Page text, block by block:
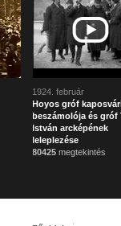
1924. február
Hoyos gróf
beszámolója és gróf
István arcképének
leleplezése
80425 megtekintés